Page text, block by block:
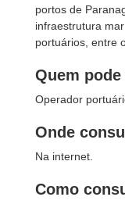
portos de
infraestrutura
portuários, entre
Quem
Operador
Onde
Na internet.
Como